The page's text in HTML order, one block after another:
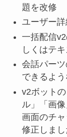
題を改修
ユーザー
一括配信
しくはテ
会話パー
できるよ
v2ボット
ル」「画
画面のチ
修正しまし